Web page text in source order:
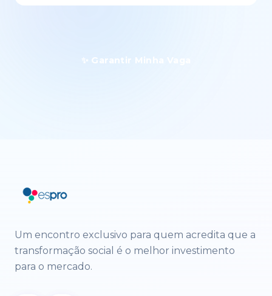
✨ Garantir Minha Vaga
Um encontro exclusivo para quem acredita que a
transformação social é o melhor investimento
para o mercado.